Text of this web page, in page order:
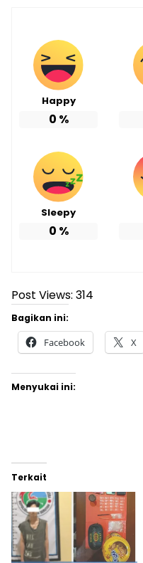
Happy
0 %
Sleepy
0 %
Post Views: 314
Bagikan ini:
Facebook X
Menyukai ini:
Terkait